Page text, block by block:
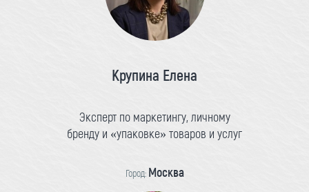
Крупина Елена
Эксперт по маркетингу, личному
бренду и «упаковке» товаров и услуг
Город: Москва